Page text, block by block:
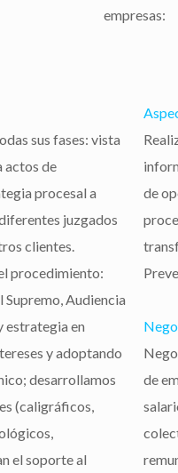
empresas:
sus fases: vista
actos de
procesal a
juzgados
clientes.
procedimiento:
Supremo, Audiencia
estrategia en
y adoptando
desarrollamos
(caligráficos,
el soporte al
de
de